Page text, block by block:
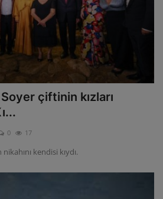
çiftinin kızları
0 17
kendisi kıydı.